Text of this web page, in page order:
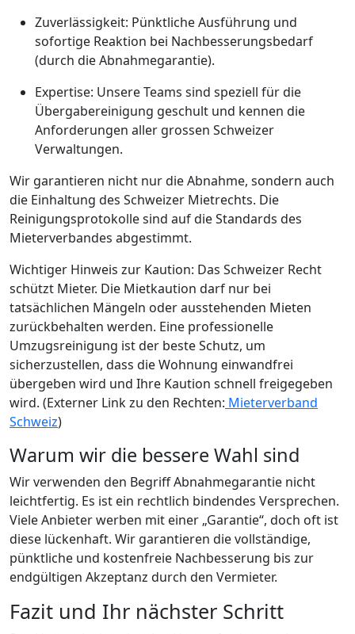
Zuverlässigkeit: Pünktliche Ausführung und
sofortige Reaktion bei Nachbesserungsbedarf
(durch die Abnahmegarantie).
Expertise: Unsere Teams sind speziell für die
Übergabereinigung geschult und kennen die
Anforderungen aller grossen Schweizer
Verwaltungen.
Wir garantieren nicht nur die Abnahme, sondern auch
die Einhaltung des Schweizer Mietrechts. Die
Reinigungsprotokolle sind auf die Standards des
Mieterverbandes abgestimmt.
Wichtiger Hinweis zur Kaution: Das Schweizer Recht
schützt Mieter. Die Mietkaution darf nur bei
tatsächlichen Mängeln oder ausstehenden Mieten
zurückbehalten werden. Eine professionelle
Umzugsreinigung ist der beste Schutz, um
sicherzustellen, dass die Wohnung einwandfrei
übergeben wird und Ihre Kaution schnell freigegeben
wird. (Externer Link zu den Rechten: Mieterverband
Schweiz)
Warum wir die bessere Wahl sind
Wir verwenden den Begriff Abnahmegarantie nicht
leichtfertig. Es ist ein rechtlich bindendes Versprechen.
Viele Anbieter werben mit einer „Garantie“, doch oft ist
diese lückenhaft. Wir garantieren die vollständige,
pünktliche und kostenfreie Nachbesserung bis zur
endgültigen Akzeptanz durch den Vermieter.
Fazit und Ihr nächster Schritt